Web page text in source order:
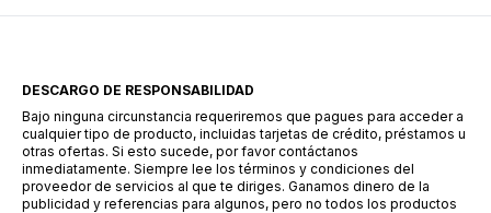
una aplicación […]
DESCARGO DE RESPONSABILIDAD
Bajo ninguna circunstancia requeriremos que pagues para acceder a
cualquier tipo de producto, incluidas tarjetas de crédito, préstamos u
otras ofertas. Si esto sucede, por favor contáctanos
inmediatamente. Siempre lee los términos y condiciones del
proveedor de servicios al que te diriges. Ganamos dinero de la
publicidad y referencias para algunos, pero no todos los productos